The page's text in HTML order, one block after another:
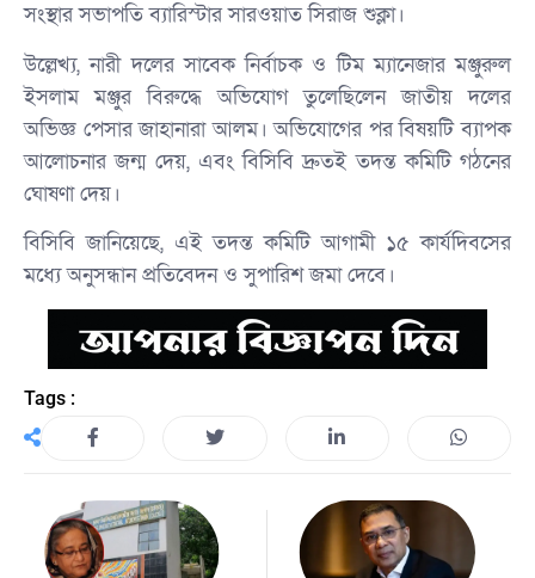
সংস্থার সভাপতি ব্যারিস্টার সারওয়াত সিরাজ শুক্লা।
উল্লেখ্য, নারী দলের সাবেক নির্বাচক ও টিম ম্যানেজার মঞ্জুরুল
ইসলাম মঞ্জুর বিরুদ্ধে অভিযোগ তুলেছিলেন জাতীয় দলের
অভিজ্ঞ পেসার জাহানারা আলম। অভিযোগের পর বিষয়টি ব্যাপক
আলোচনার জন্ম দেয়, এবং বিসিবি দ্রুতই তদন্ত কমিটি গঠনের
ঘোষণা দেয়।
বিসিবি জানিয়েছে, এই তদন্ত কমিটি আগামী ১৫ কার্যদিবসের
মধ্যে অনুসন্ধান প্রতিবেদন ও সুপারিশ জমা দেবে।
Tags :